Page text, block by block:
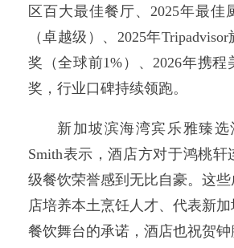
区百大最佳餐厅、2025年最佳
（卓越级）、2025年
奖（全球前1%）、2026年携
奖，行业口碑持续领跑。
新加坡滨海湾宾乐雅臻选
Smith表示，酒店方对于鸿桃轩
级餐饮荣誉感到无比自豪。这
店培养本土烹饪人才、代表新
餐饮舞台的承诺，酒店也祝贺钟